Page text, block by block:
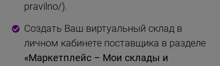
pravilno/).
Создать Ваш виртуальный склад в
личном кабинете поставщика в разделе
«Маркетплейс – Мои склады и